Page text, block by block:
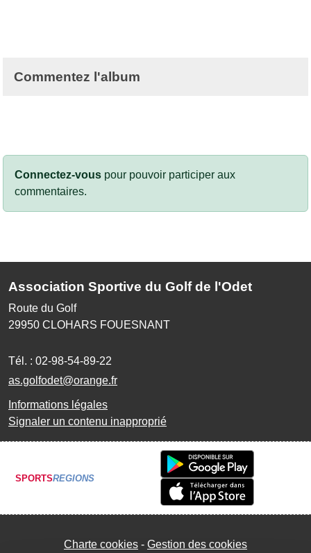
Commentez l'album
Connectez-vous pour pouvoir participer aux
commentaires.
Association Sportive du Golf de l'Odet
Route du Golf
29950 CLOHARS FOUESNANT
Tél. : 02-98-54-89-22
as.golfodet@orange.fr
Informations légales
Signaler un contenu inapproprié
SPORTSREGIONS
Charte cookies Gestion des cookies